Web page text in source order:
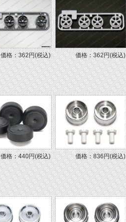
価格：362円(税込) 価格：362円(税込)
価格：440円(税込) 価格：836円(税込)